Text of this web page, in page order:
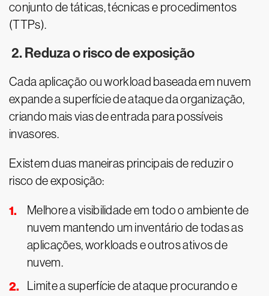
conjunto de táticas, técnicas e procedimentos
(TTPs).
2. Reduza o risco de exposição
Cada aplicação ou workload baseada em nuvem
expande a superfície de ataque da organização,
criando mais vias de entrada para possíveis
invasores.
Existem duas maneiras principais de reduzir o
risco de exposição:
Melhore a visibilidade em todo o ambiente de
nuvem mantendo um inventário de todas as
aplicações, workloads e outros ativos de
nuvem.
Limite a superfície de ataque procurando e